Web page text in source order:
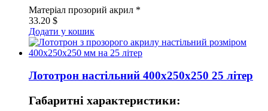
Матеріал прозорий акрил *
33.20 $
Додати у кошик
Лототрон настільний 400x250x250 25 літер
Габаритні характеристики: